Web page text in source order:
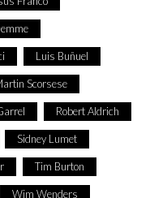
Luis Buñuel
Scorsese
Robert Aldrich
Sidney Lumet
Tim Burton
Wim Wenders